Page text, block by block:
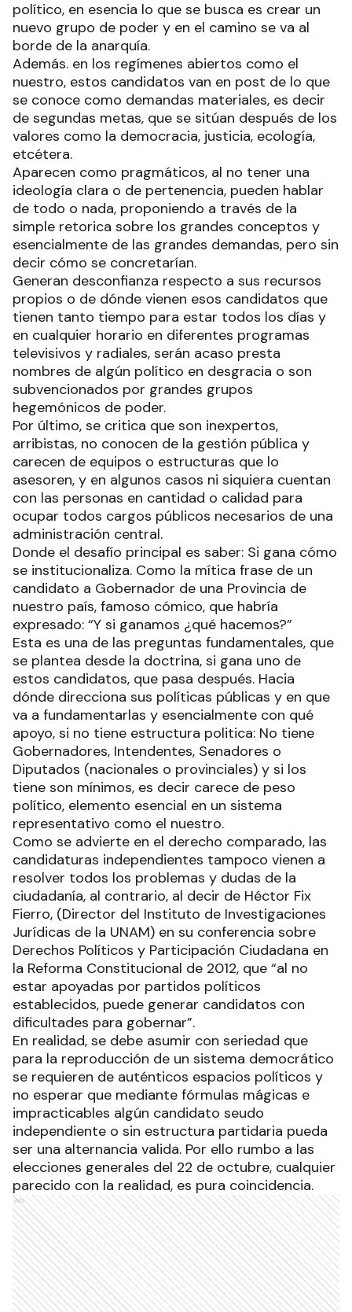
político, en esencia lo que se busca es crear un
nuevo grupo de poder y en el camino se va al
borde de la anarquía.
Además. en los regímenes abiertos como el
nuestro, estos candidatos van en post de lo que
se conoce como demandas materiales, es decir
de segundas metas, que se sitúan después de los
valores como la democracia, justicia, ecología,
etcétera.
Aparecen como pragmáticos, al no tener una
ideología clara o de pertenencia, pueden hablar
de todo o nada, proponiendo a través de la
simple retorica sobre los grandes conceptos y
esencialmente de las grandes demandas, pero sin
decir cómo se concretarían.
Generan desconfianza respecto a sus recursos
propios o de dónde vienen esos candidatos que
tienen tanto tiempo para estar todos los días y
en cualquier horario en diferentes programas
televisivos y radiales, serán acaso presta
nombres de algún político en desgracia o son
subvencionados por grandes grupos
hegemónicos de poder.
Por último, se critica que son inexpertos,
arribistas, no conocen de la gestión pública y
carecen de equipos o estructuras que lo
asesoren, y en algunos casos ni siquiera cuentan
con las personas en cantidad o calidad para
ocupar todos cargos públicos necesarios de una
administración central.
Donde el desafío principal es saber: Si gana cómo
se institucionaliza. Como la mítica frase de un
candidato a Gobernador de una Provincia de
nuestro país, famoso cómico, que habría
expresado: “Y si ganamos ¿qué hacemos?”
Esta es una de las preguntas fundamentales, que
se plantea desde la doctrina, si gana uno de
estos candidatos, que pasa después. Hacia
dónde direcciona sus políticas públicas y en que
va a fundamentarlas y esencialmente con qué
apoyo, si no tiene estructura politica: No tiene
Gobernadores, Intendentes, Senadores o
Diputados (nacionales o provinciales) y si los
tiene son mínimos, es decir carece de peso
político, elemento esencial en un sistema
representativo como el nuestro.
Como se advierte en el derecho comparado, las
candidaturas independientes tampoco vienen a
resolver todos los problemas y dudas de la
ciudadanía, al contrario, al decir de Héctor Fix
Fierro, (Director del Instituto de Investigaciones
Jurídicas de la UNAM) en su conferencia sobre
Derechos Políticos y Participación Ciudadana en
la Reforma Constitucional de 2012, que “al no
estar apoyadas por partidos políticos
establecidos, puede generar candidatos con
dificultades para gobernar”.
En realidad, se debe asumir con seriedad que
para la reproducción de un sistema democrático
se requieren de auténticos espacios políticos y
no esperar que mediante fórmulas mágicas e
impracticables algún candidato seudo
independiente o sin estructura partidaria pueda
ser una alternancia valida. Por ello rumbo a las
elecciones generales del 22 de octubre, cualquier
parecido con la realidad, es pura coincidencia.
Ads